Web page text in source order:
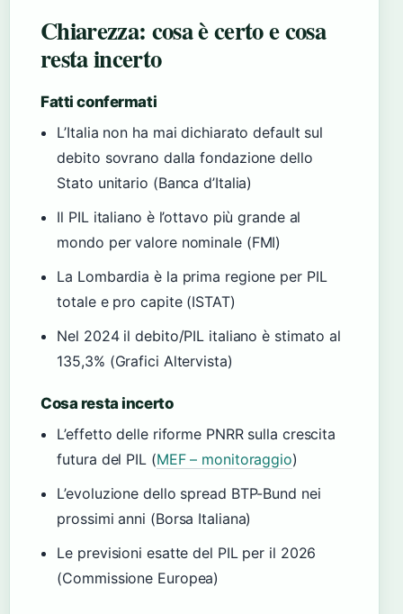
Chiarezza: cosa è certo e cosa
resta incerto
Fatti confermati
L’Italia non ha mai dichiarato default sul
debito sovrano dalla fondazione dello
Stato unitario (Banca d’Italia)
Il PIL italiano è l’ottavo più grande al
mondo per valore nominale (FMI)
La Lombardia è la prima regione per PIL
totale e pro capite (ISTAT)
Nel 2024 il debito/PIL italiano è stimato al
135,3% (Grafici Altervista)
Cosa resta incerto
L’effetto delle riforme PNRR sulla crescita
futura del PIL (MEF – monitoraggio)
L’evoluzione dello spread BTP-Bund nei
prossimi anni (Borsa Italiana)
Le previsioni esatte del PIL per il 2026
(Commissione Europea)